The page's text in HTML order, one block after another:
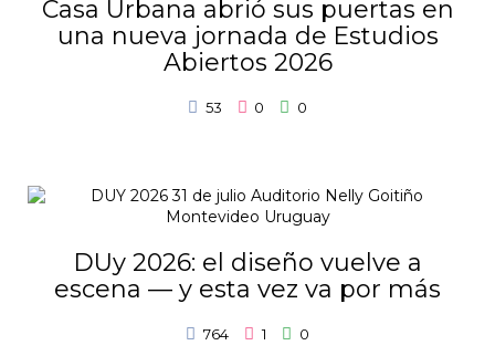
Casa Urbana abrió sus puertas en
una nueva jornada de Estudios
Abiertos 2026
53 0 0
DUy 2026: el diseño vuelve a
escena — y esta vez va por más
764 1 0